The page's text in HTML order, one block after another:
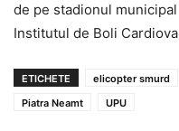
de pe stadionul
Institutul de Boli
ETICHETE elicopter smurd
Piatra Neamt
UPU